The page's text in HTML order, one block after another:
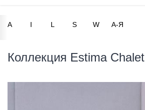
A I L S W А-Я
Коллекция Estima Chalet